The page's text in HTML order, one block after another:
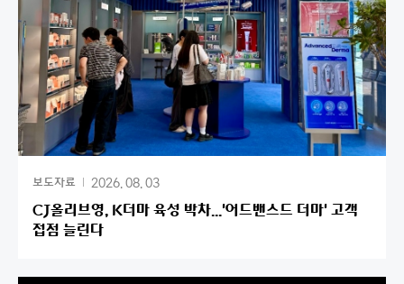
보도자료 2026. 08. 03
CJ올리브영, K더마 육성 박차...'어드밴스드 더마' 고객
접점 늘린다